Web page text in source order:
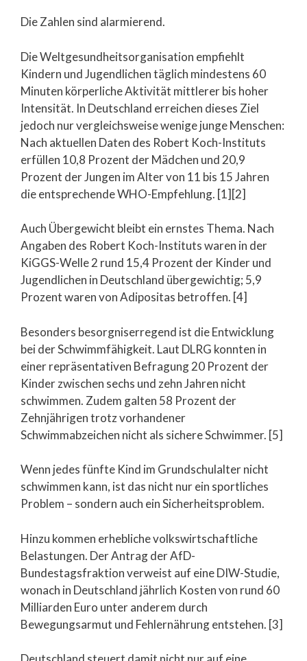
Die Zahlen sind alarmierend.
Die Weltgesundheitsorganisation empfiehlt
Kindern und Jugendlichen täglich mindestens 60
Minuten körperliche Aktivität mittlerer bis hoher
Intensität. In Deutschland erreichen dieses Ziel
jedoch nur vergleichsweise wenige junge Menschen:
Nach aktuellen Daten des Robert Koch-Instituts
erfüllen 10,8 Prozent der Mädchen und 20,9
Prozent der Jungen im Alter von 11 bis 15 Jahren
die entsprechende WHO-Empfehlung. [1][2]
Auch Übergewicht bleibt ein ernstes Thema. Nach
Angaben des Robert Koch-Instituts waren in der
KiGGS-Welle 2 rund 15,4 Prozent der Kinder und
Jugendlichen in Deutschland übergewichtig; 5,9
Prozent waren von Adipositas betroffen. [4]
Besonders besorgniserregend ist die Entwicklung
bei der Schwimmfähigkeit. Laut DLRG konnten in
einer repräsentativen Befragung 20 Prozent der
Kinder zwischen sechs und zehn Jahren nicht
schwimmen. Zudem galten 58 Prozent der
Zehnjährigen trotz vorhandener
Schwimmabzeichen nicht als sichere Schwimmer. [5]
Wenn jedes fünfte Kind im Grundschulalter nicht
schwimmen kann, ist das nicht nur ein sportliches
Problem – sondern auch ein Sicherheitsproblem.
Hinzu kommen erhebliche volkswirtschaftliche
Belastungen. Der Antrag der AfD-
Bundestagsfraktion verweist auf eine DIW-Studie,
wonach in Deutschland jährlich Kosten von rund 60
Milliarden Euro unter anderem durch
Bewegungsarmut und Fehlernährung entstehen. [3]